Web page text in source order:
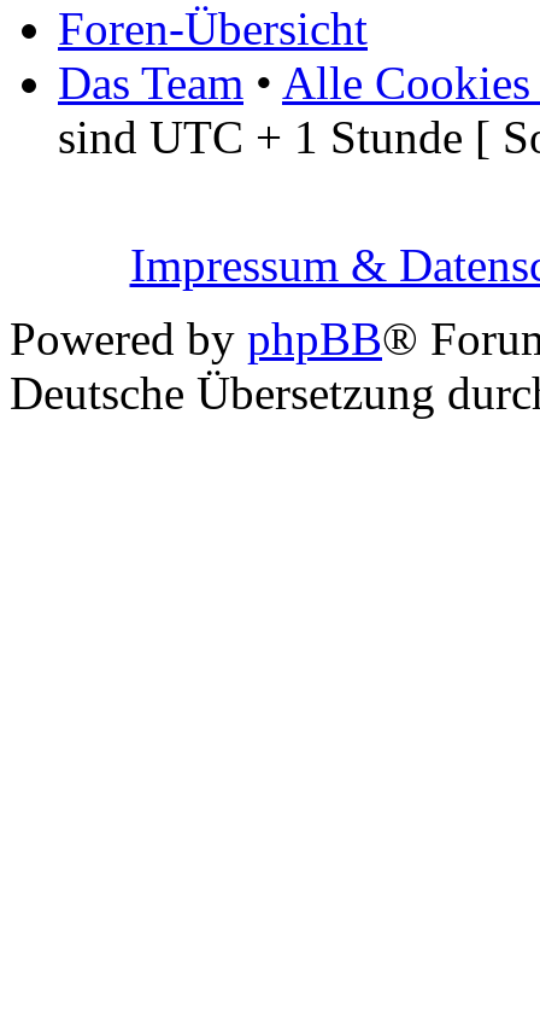
Foren-Übersicht
Das Team • Alle Cookies
sind UTC + 1 Stunde [
Impressum &
Powered by phpBB®
Deutsche Übersetzung